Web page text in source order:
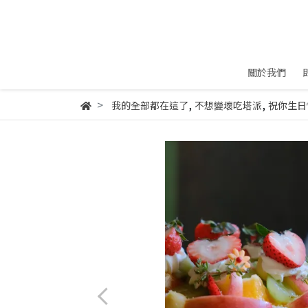
關於我們
我的全部都在這了, 不想變壞吃塔派, 祝你生